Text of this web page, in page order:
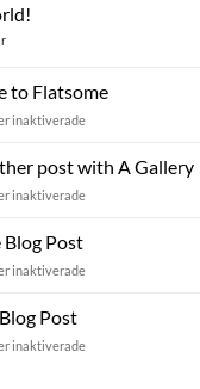
till
to Flatsome
inaktiveradeför
to
Flatsome
post with A Gallery
inaktiveradeför
with
Blog Post
inaktiveradeför
Post
Post
inaktiveradeför